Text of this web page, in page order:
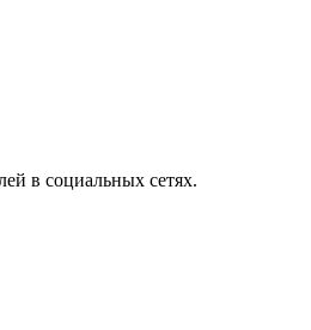
в социальных сетях.